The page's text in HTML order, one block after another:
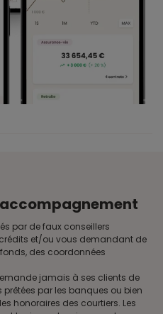
par de faux conseillers
et/ou vous demandant de
des coordonnées
jamais à ses clients de
par les banques ou bien
honoraires des courtiers. Les